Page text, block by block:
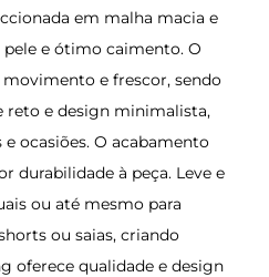
em malha macia e
e ótimo caimento. O
e frescor, sendo
reto e design minimalista,
ocasiões. O acabamento
durabilidade à peça. Leve e
ou até mesmo para
ou saias, criando
oferece qualidade e design